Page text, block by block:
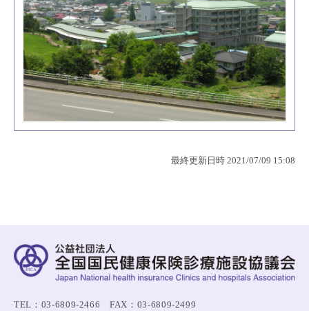
最終更新日時 2021/07/09 15:08
TEL：03-6809-2466 FAX：03-6809-2499